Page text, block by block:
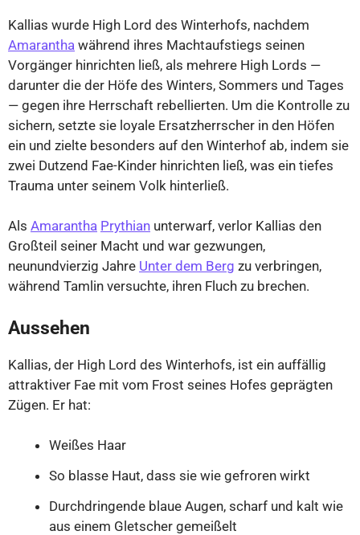
Kallias wurde High Lord des Winterhofs, nachdem
Amarantha während ihres Machtaufstiegs seinen
Vorgänger hinrichten ließ, als mehrere High Lords —
darunter die der Höfe des Winters, Sommers und Tages
— gegen ihre Herrschaft rebellierten. Um die Kontrolle zu
sichern, setzte sie loyale Ersatzherrscher in den Höfen
ein und zielte besonders auf den Winterhof ab, indem sie
zwei Dutzend Fae-Kinder hinrichten ließ, was ein tiefes
Trauma unter seinem Volk hinterließ.
Als Amarantha Prythian unterwarf, verlor Kallias den
Großteil seiner Macht und war gezwungen,
neunundvierzig Jahre Unter dem Berg zu verbringen,
während Tamlin versuchte, ihren Fluch zu brechen.
Aussehen
Kallias, der High Lord des Winterhofs, ist ein auffällig
attraktiver Fae mit vom Frost seines Hofes geprägten
Zügen. Er hat:
Weißes Haar
So blasse Haut, dass sie wie gefroren wirkt
Durchdringende blaue Augen, scharf und kalt wie
aus einem Gletscher gemeißelt